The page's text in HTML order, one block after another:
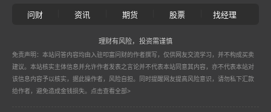
问财 资讯 期货 股票 找经理
理财有风险，投资需谨慎
免责声明：本站问答内容均由入驻叩富问财的作者撰写，仅供网友交流学习，并不构成买卖
建议。本站核实主体信息并允许作者发表之言论并不代表本站同意其内容，亦不代表本站对
该信息内容予以核实，据此操作者，风险自担。同时提醒网友提高风险意识，请勿私下汇款
给作者，避免造成金钱损失。 点击查看全部>